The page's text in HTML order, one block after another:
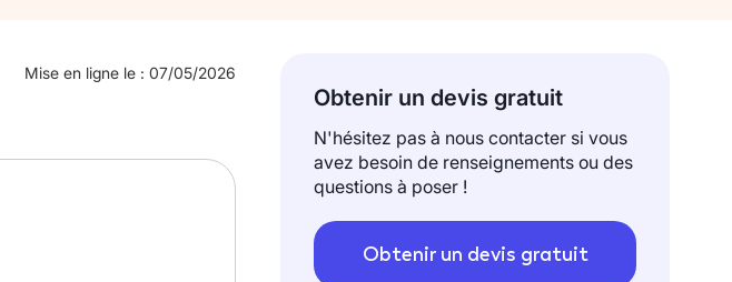
Mise en ligne le : 07/05/2026
Obtenir un devis gratuit
N'hésitez pas à nous contacter si vous
avez besoin de renseignements ou des
questions à poser !
Obtenir un devis gratuit